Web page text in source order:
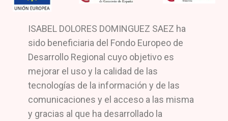
ISABEL DOLORES DOMINGUEZ SAEZ ha
sido beneficiaria del Fondo Europeo de
Desarrollo Regional cuyo objetivo es
mejorar el uso y la calidad de las
tecnologías de la información y de las
comunicaciones y el acceso a las misma
y gracias al que ha desarrollado la